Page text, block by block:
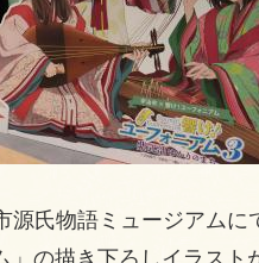
氏物語ミュージアム
の描き下ろしイラスト